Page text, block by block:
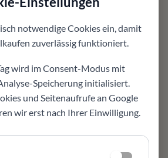
notwendige Cookies ein, damit
zuverlässig funktioniert.
wird im Consent-Modus mit
Speicherung initialisiert.
und Seitenaufrufe an Google
wir erst nach Ihrer Einwilligung.